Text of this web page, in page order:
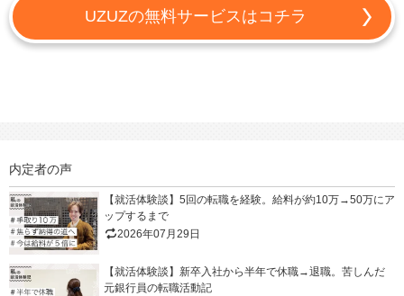
UZUZの無料サービスはコチラ
内定者の声
【就活体験談】5回の転職を経験。給料が約10万→50万にア
ップするまで
2026年07月29日
【就活体験談】新卒入社から半年で休職→退職。苦しんだ
元銀行員の転職活動記